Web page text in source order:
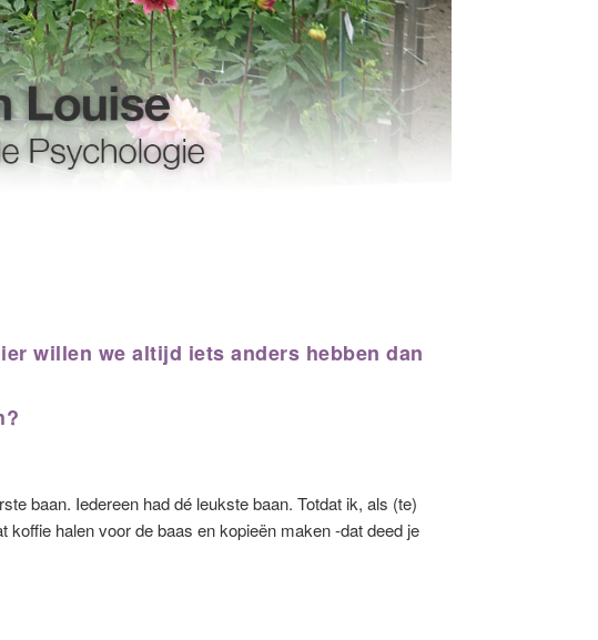
willen we altijd iets anders hebben dan
baan. Iedereen had dé leukste baan. Totdat ik, als (te)
halen voor de baas en kopieën maken -dat deed je